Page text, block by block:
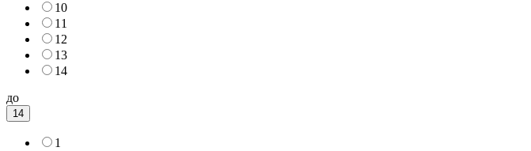
10
11
12
13
14
до
14
1